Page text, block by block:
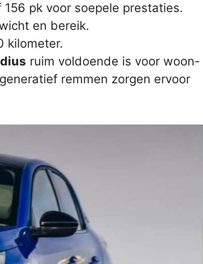
pk voor soepele prestaties.
en bereik.
kilometer.
ruim voldoende is voor woon-
remmen zorgen ervoor